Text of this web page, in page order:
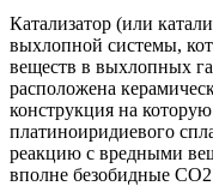
Катализатор (или
выхлопной системы,
веществ в выхлопных
расположена
конструкция на
платиноиридиевого
реакцию с вредными
вполне безобидные